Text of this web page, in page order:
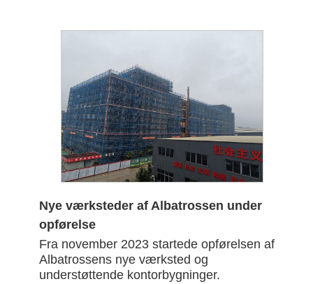
Nye værksteder af Albatrossen under
opførelse
Fra november 2023 startede opførelsen af ​​
Albatrossens nye værksted og
understøttende kontorbygninger.